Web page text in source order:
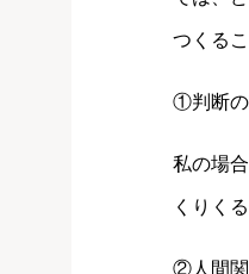
つくる
①判断の
私の場
くりく
②人間関